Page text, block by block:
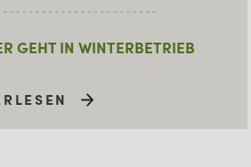
GEHT IN WINTERBETRIEB